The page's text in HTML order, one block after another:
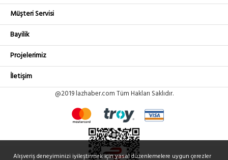
Müşteri Servisi
Bayilik
Projelerimiz
İletişim
@2019 lazhaber.com Tüm Hakları Saklıdır.
Alışveriş deneyiminizi iyileştirmek için yasal düzenlemelere uygun çerezler